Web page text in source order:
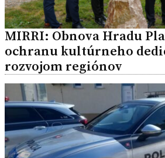
MIRRI: Obnova Hradu
ochranu kultúrneho
rozvojom regiónov